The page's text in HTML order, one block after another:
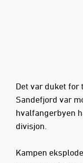
Det var duket for
Sandefjord var
hvalfangerbyen
divisjon.
Kampen